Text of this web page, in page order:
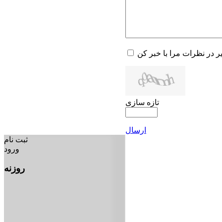
در نظرات مرا با خبر کن
تازه سازی
ارسال
ثبت نام
ورود
روزنه